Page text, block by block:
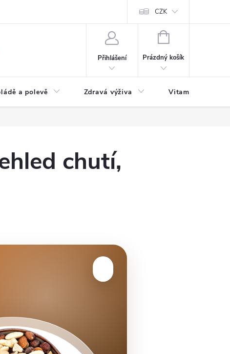
Formulář pro odstoupení od
CZK
Přihlášení
NÁKUPNÍ
Prázdný košík
a polevě Zdravá výživa Vitamíny a
chutí,